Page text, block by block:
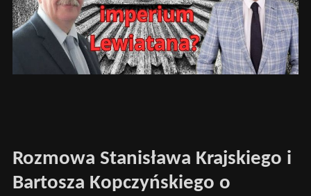
Rozmowa Stanisława Krajskiego i
Bartosza Kopczyńskiego o